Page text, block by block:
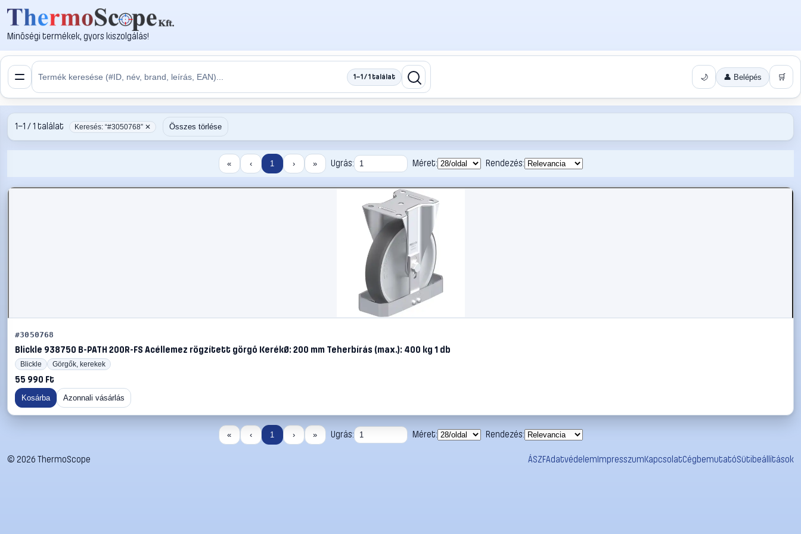
Minőségi termékek, gyors kiszolgálás!
1–1 / 1 találat 🌙 👤 Belépés 🛒
1–1 / 1 találat Keresés: “#3050768” ✕ Összes törlése
« ‹ 1 › » Ugrás: Méret: Rendezés:
#3050768
Blickle 938750 B-PATH 200R-FS Acéllemez rögzített görgő KerékØ: 200 mm Teherbírás (max.): 400 kg 1 db
Blickle Görgők, kerekek
55 990 Ft
Kosárba Azonnali vásárlás
« ‹ 1 › » Ugrás: Méret: Rendezés:
© 2026 ThermoScope ÁSZFAdatvédelemImpresszumKapcsolatCégbemutatóSütibeállítások